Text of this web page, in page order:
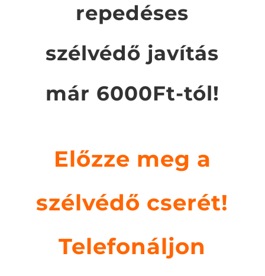
repedéses
szélvédő javítás
már 6000Ft-tól!
Előzze meg a
szélvédő cserét!
Telefonáljon